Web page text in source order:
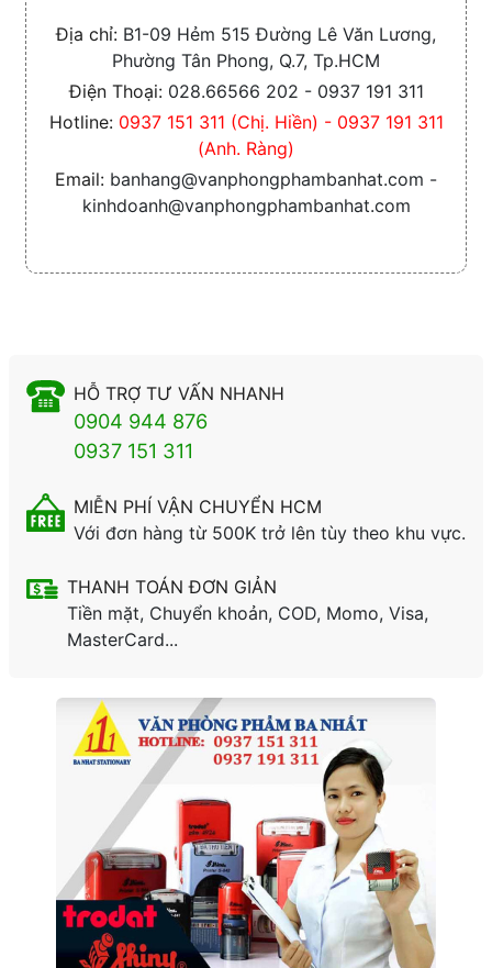
Địa chỉ: B1-09 Hẻm 515 Đường Lê Văn Lương,
Phường Tân Phong, Q.7, Tp.HCM
Điện Thoại: 028.66566 202 - 0937 191 311
Hotline: 0937 151 311 (Chị. Hiền) - 0937 191 311
(Anh. Ràng)
Email: banhang@vanphongphambanhat.com -
kinhdoanh@vanphongphambanhat.com
HỖ TRỢ TƯ VẤN NHANH
0904 944 876
0937 151 311
MIỄN PHÍ VẬN CHUYỂN HCM
Với đơn hàng từ 500K trở lên tùy theo khu vực.
THANH TOÁN ĐƠN GIẢN
Tiền mặt, Chuyển khoản, COD, Momo, Visa,
MasterCard...